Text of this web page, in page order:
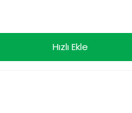
Hızlı Ekle